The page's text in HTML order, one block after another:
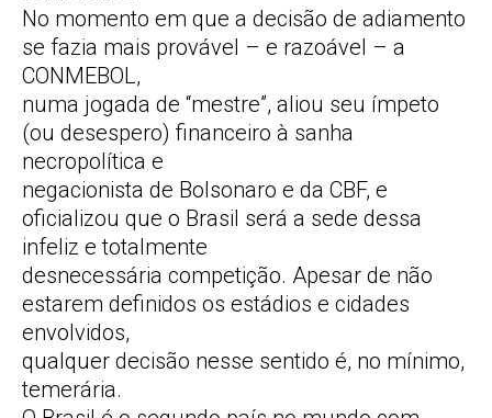
No momento em que a decisão de adiamento
se fazia mais provável – e razoável – a
CONMEBOL,
numa jogada de “mestre”, aliou seu ímpeto
(ou desespero) financeiro à sanha
necropolítica e
negacionista de Bolsonaro e da CBF, e
oficializou que o Brasil será a sede dessa
infeliz e totalmente
desnecessária competição. Apesar de não
estarem definidos os estádios e cidades
envolvidos,
qualquer decisão nesse sentido é, no mínimo,
temerária.